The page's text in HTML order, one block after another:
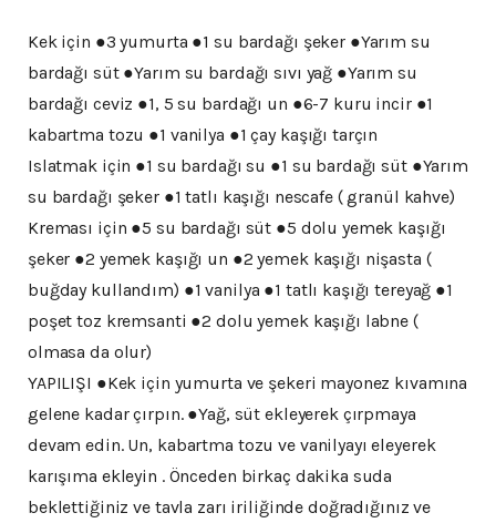
Kek için ●3 yumurta ●1 su bardağı şeker ●Yarım su
bardağı süt ●Yarım su bardağı sıvı yağ ●Yarım su
bardağı ceviz ●1, 5 su bardağı un ●6-7 kuru incir ●1
kabartma tozu ●1 vanilya ●1 çay kaşığı tarçın
Islatmak için ●1 su bardağı su ●1 su bardağı süt ●Yarım
su bardağı şeker ●1 tatlı kaşığı nescafe ( granül kahve)
Kreması için ●5 su bardağı süt ●5 dolu yemek kaşığı
şeker ●2 yemek kaşığı un ●2 yemek kaşığı nişasta (
buğday kullandım) ●1 vanilya ●1 tatlı kaşığı tereyağ ●1
poşet toz kremsanti ●2 dolu yemek kaşığı labne (
olmasa da olur)
YAPILIŞI ●Kek için yumurta ve şekeri mayonez kıvamına
gelene kadar çırpın. ●Yağ, süt ekleyerek çırpmaya
devam edin. Un, kabartma tozu ve vanilyayı eleyerek
karışıma ekleyin . Önceden birkaç dakika suda
beklettiğiniz ve tavla zarı iriliğinde doğradığınız ve